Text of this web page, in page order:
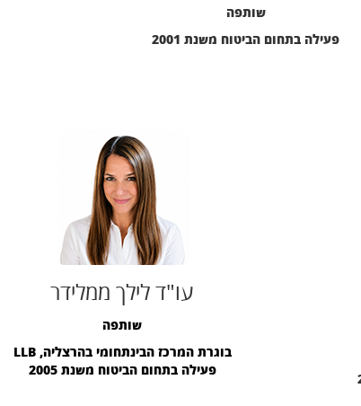
שותפה
פעילה בתחום הביטוח משנת 2001
עו"ד לילך ממלידר
שותפה
בוגרת המרכז הבינתחומי בהרצליה, LLB
פעילה בתחום הביטוח משנת 2005